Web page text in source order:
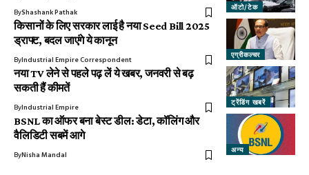
ऑटो/टेक
ByShashank Pathak
एग्रीकल्चर
किसानों के लिए सरकार लाई है नया Seed Bill 2025
ड्राफ्ट, बदल जाएंगे ये कानून
ByIndustrial Empire Correspondent
ट्रेंडिंग खबरें
नया TV लेने से पहले पढ़ लें ये खबर, जनवरी से बढ़
सकती हैं कीमतें
ByIndustrial Empire
अन्य
BSNL का ऑफर बना बेस्ट डील: डेटा, कॉलिंग और
वैलिडिटी सबमें आगे
ByNisha Mandal